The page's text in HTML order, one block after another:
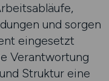
und sorgen
eingesetzt
Verantwortung
Struktur eine